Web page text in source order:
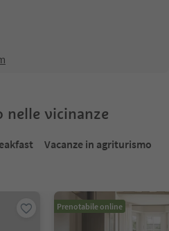
vicinanze
Vacanze in agriturismo
Prenotabile online